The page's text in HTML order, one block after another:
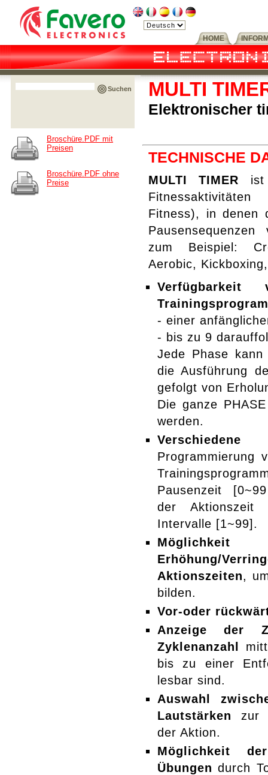
HOME
MULTI
Elektronischer
TECHNISCHE
MULTI TIMER ist
Fitness), in denen
zum Beispiel:
Aerobic,
Verfügbarkeit
- einer
- bis zu 9
Jede Phase
die Ausführung
gefolgt von
Die ganze
werden.
Verschiedene
Programmierung
Pausenzeit
der
Intervalle [1~99].
Möglichkeit
Erhöhung/
Aktionszeiten,
bilden.
Vor-oder
Anzeige der
Zyklenanzahl
bis zu einer
lesbar sind.
Auswahl
Lautstärken zur
der Aktion.
Möglichkeit
Übungen durch
Suchen
Broschüre.PDF mit
Preisen
Broschüre.PDF ohne
Preise